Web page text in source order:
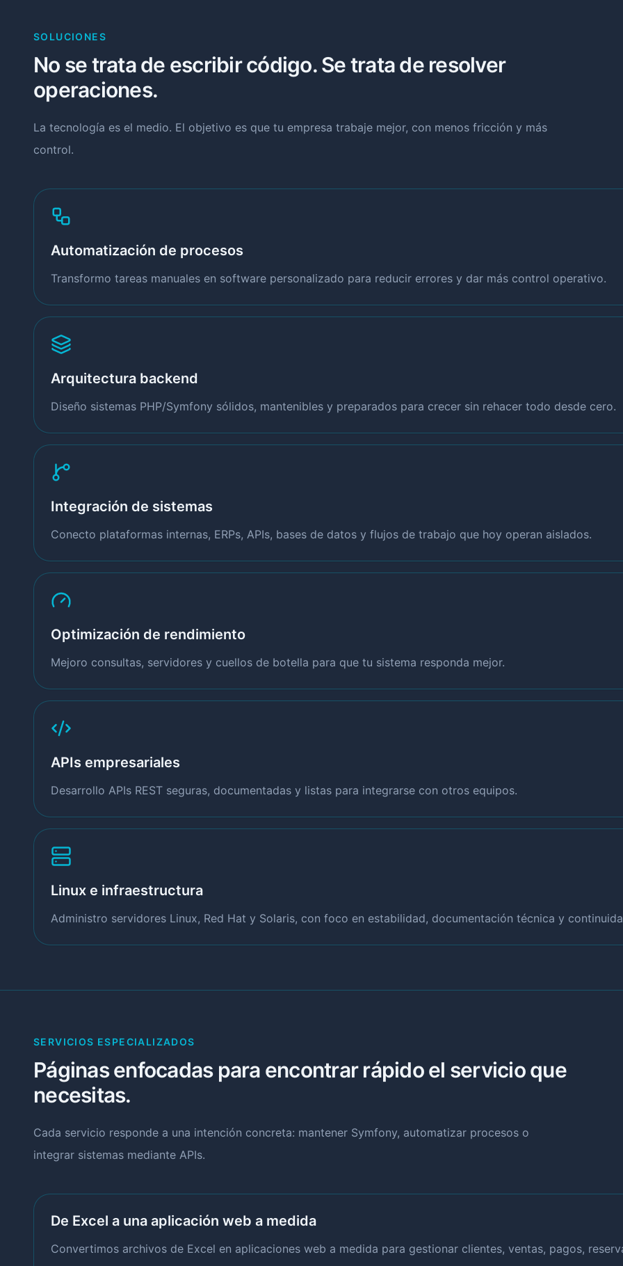
SOLUCIONES
No se trata de escribir código. Se trata de resolver
operaciones.
La tecnología es el medio. El objetivo es que tu empresa trabaje mejor, con menos fricción y más
control.
Automatización de procesos
Transformo tareas manuales en software personalizado para reducir errores y dar más control operativo.
Arquitectura backend
Diseño sistemas PHP/Symfony sólidos, mantenibles y preparados para crecer sin rehacer todo desde cero.
Integración de sistemas
Conecto plataformas internas, ERPs, APIs, bases de datos y flujos de trabajo que hoy operan aislados.
Optimización de rendimiento
Mejoro consultas, servidores y cuellos de botella para que tu sistema responda mejor.
APIs empresariales
Desarrollo APIs REST seguras, documentadas y listas para integrarse con otros equipos.
Linux e infraestructura
Administro servidores Linux, Red Hat y Solaris, con foco en estabilidad, documentación técnica y
SERVICIOS ESPECIALIZADOS
Páginas enfocadas para encontrar rápido el servicio que
necesitas.
Cada servicio responde a una intención concreta: mantener Symfony, automatizar procesos o
integrar sistemas mediante APIs.
De Excel a una aplicación web a medida
Convertimos archivos de Excel en aplicaciones web a medida para gestionar clientes, ventas, pagos,